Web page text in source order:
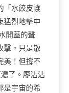
「水餃皮護
猛烈地擊中
開蓋的聲
擊，只是散
美！但撐不
了。廖沾沾
是宇宙的希